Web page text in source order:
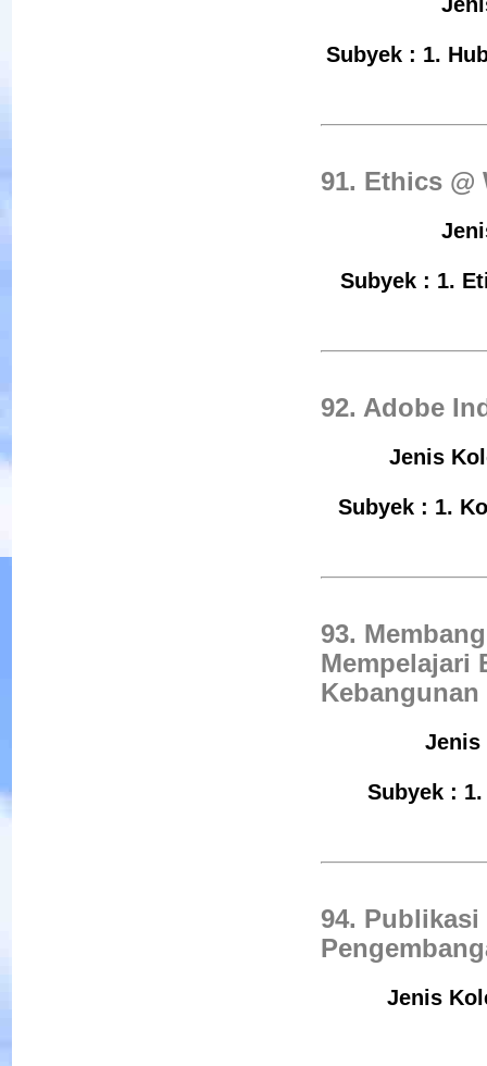
Subyek : 1.
91. Ethics @
Subyek : 1.
92. Adobe
Jenis
Subyek : 1.
93.
Mempelajari
Kebangunan
Jenis
Subyek :
94.
Jenis